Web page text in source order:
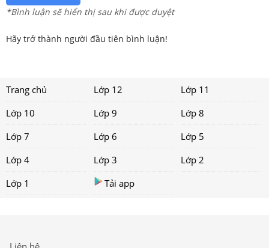
*Bình luận sẽ hiển thị sau khi được duyệt
Hãy trở thành người đầu tiên bình luận!
Trang chủ Lớp 12
Lớp 11
Lớp 10
Lớp 9
Lớp 8
Lớp 7
Lớp 6
Lớp 5
Lớp 4
Lớp 3
Lớp 2
Lớp 1
Tải app